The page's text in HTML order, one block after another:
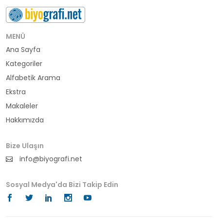
buluş
bürokrat
büyükelçi
cumhurbaşkanı
din adamı
doktor
fotoğrafçı
futbol
MENÜ
Ana Sayfa
Kategoriler
Alfabetik Arama
Ekstra
Makaleler
Hakkımızda
Bize Ulaşın
info@biyografi.net
Sosyal Medya'da Bizi Takip Edin